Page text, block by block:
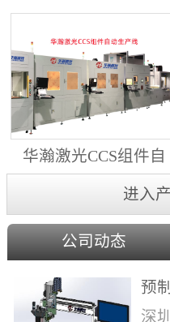
动生产线（纵向线）
华瀚激光CCS组件自
动生产线（横向线）
进入
公司动态
预
环
深